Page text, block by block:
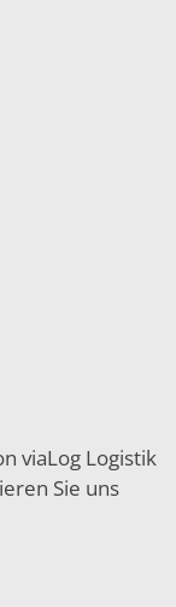
viaLog Logistik
Sie uns